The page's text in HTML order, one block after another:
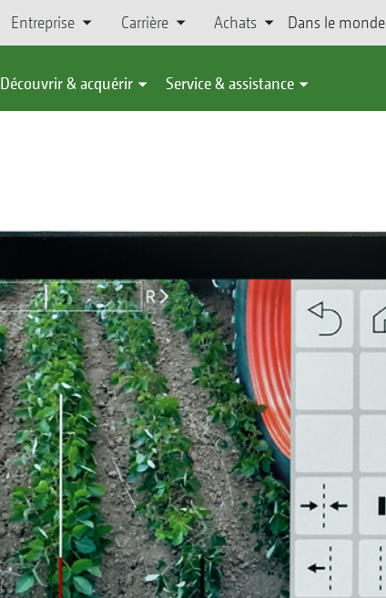
Entreprise Carrière Achats Dans le monde
Découvrir & acquérir Service & assistance